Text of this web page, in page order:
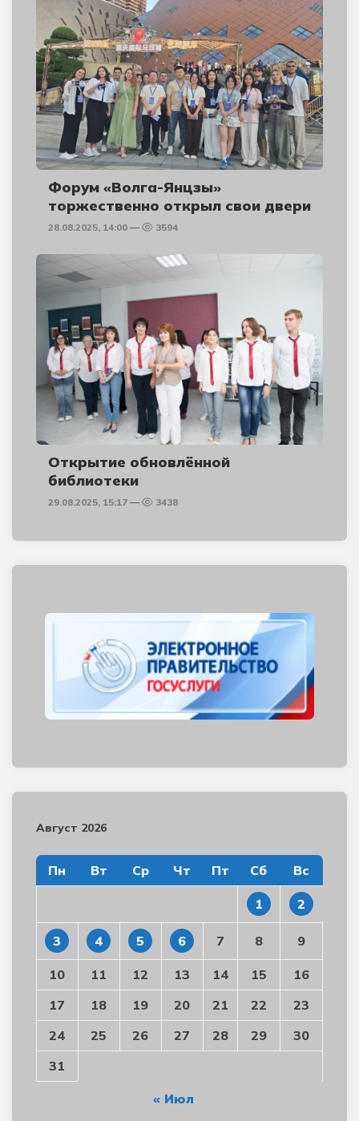
Форум «Волга-Янцзы»
торжественно открыл свои двери
28.08.2025, 14:00 3594
Открытие обновлённой
библиотеки
29.08.2025, 15:17 3438
Август 2026
Пн Вт Ср Чт Пт Сб Вс
1 2
3 4 5 6 7 8 9
10 11 12 13 14 15
16
17
18 19 20 21 22
23
24
25 26 27 28 29
30
31
« Июл